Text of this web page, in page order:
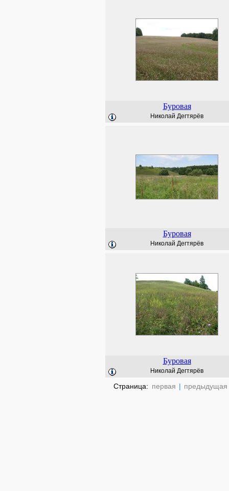
Буровая
Николай Дегтярёв
Буровая
Николай Дегтярёв
Буровая
Николай Дегтярёв
Страница: первая | предыдущая